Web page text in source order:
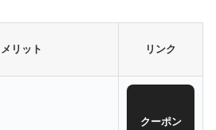
メリット リンク
クーポン